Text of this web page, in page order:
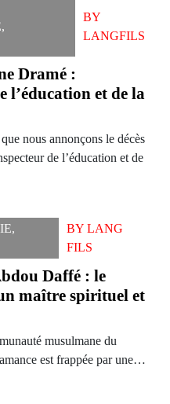
,
BY
LANGFILS
Dramé :
l’éducation et de la
nous annonçons le décès
de l’éducation et de
,
BYLANG
FILS
Daffé : le
maître spirituel et
musulmane du
est frappée par une…